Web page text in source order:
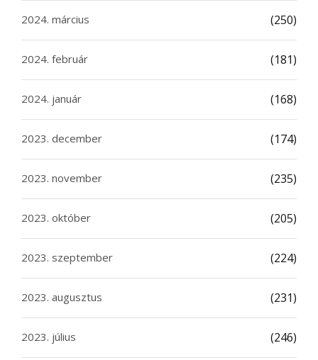
2024. március (250)
2024. február (181)
2024. január (168)
2023. december (174)
2023. november (235)
2023. október (205)
2023. szeptember (224)
2023. augusztus (231)
2023. július (246)